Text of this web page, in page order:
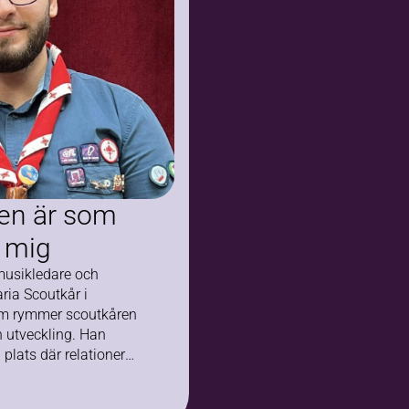
är som
och
Scoutkår i
rymmer scoutkåren
utveckling. Han
plats där relationer